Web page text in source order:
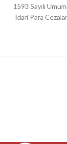
1593 Sayılı
İdari Para